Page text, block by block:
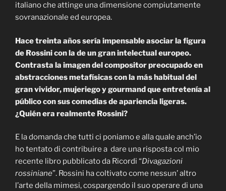
italiano che attinge una dimensione compiutamente
sovranazionale ed europea.
Hace treinta años sería impensable asociar la figura
de Rossini con la de un gran intelectual europeo.
Contrasta la imagen del compositor preocupado en
abstracciones metafísicas con la más habitual del
gran vividor, mujeriego y gourmand que entretenía al
público con sus comedias de apariencia ligeras.
¿Quién era realmente Rossini?
E la domanda che tutti ci poniamo e alla quale anch’io
ho tentato di contribuire a dare una risposta col mio
recente libro pubblicato da Ricordi “Divagazioni
rossiniane”. Rossini ha coltivato come nessun’ altro
l’arte della mimesi, cospargendo il suo operare di una